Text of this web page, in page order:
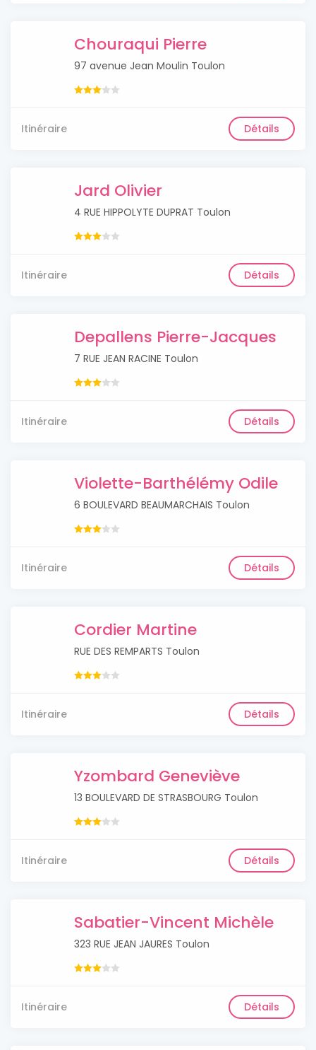
Chouraqui Pierre
97 avenue Jean Moulin Toulon
Itinéraire Détails
Jard Olivier
4 RUE HIPPOLYTE DUPRAT Toulon
Itinéraire Détails
Depallens Pierre-Jacques
7 RUE JEAN RACINE Toulon
Itinéraire Détails
Violette-Barthélémy Odile
6 BOULEVARD BEAUMARCHAIS Toulon
Itinéraire Détails
Cordier Martine
RUE DES REMPARTS Toulon
Itinéraire Détails
Yzombard Geneviève
13 BOULEVARD DE STRASBOURG Toulon
Itinéraire Détails
Sabatier-Vincent Michèle
323 RUE JEAN JAURES Toulon
Itinéraire Détails